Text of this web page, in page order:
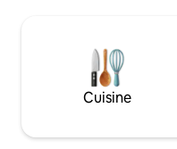
soirées feu de camp et
propane. Situé
quai Pequea Boat avec
pour bateaux et un quai
lignes de pêche pour un
Cuisine